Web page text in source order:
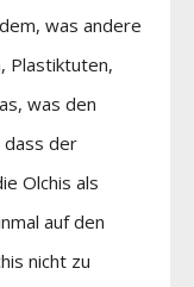
was andere
Plastiktuten,
was den
dass der
Olchis als
auf den
nicht zu